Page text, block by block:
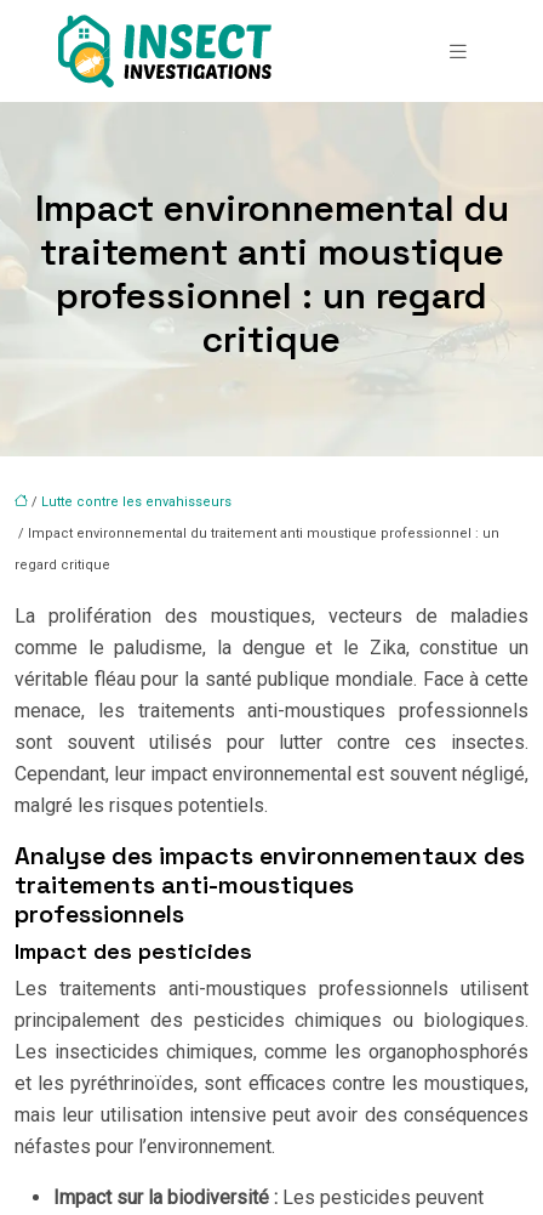
Impact environnemental du
traitement anti moustique
professionnel : un regard
critique
/ Lutte contre les envahisseurs
/ Impact environnemental du traitement anti moustique professionnel : un
regard critique
La prolifération des moustiques, vecteurs de maladies
comme le paludisme, la dengue et le Zika, constitue un
véritable fléau pour la santé publique mondiale. Face à cette
menace, les traitements anti-moustiques professionnels
sont souvent utilisés pour lutter contre ces insectes.
Cependant, leur impact environnemental est souvent négligé,
malgré les risques potentiels.
Analyse des impacts environnementaux des
traitements anti-moustiques
professionnels
Impact des pesticides
Les traitements anti-moustiques professionnels utilisent
principalement des pesticides chimiques ou biologiques.
Les insecticides chimiques, comme les organophosphorés
et les pyréthrinoïdes, sont efficaces contre les moustiques,
mais leur utilisation intensive peut avoir des conséquences
néfastes pour l’environnement.
Impact sur la biodiversité : Les pesticides peuvent